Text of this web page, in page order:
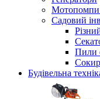
Мотопомпи
Садовий
Пили
Будівельна